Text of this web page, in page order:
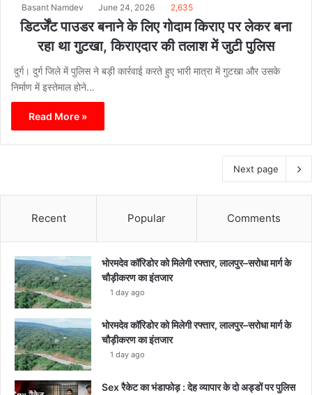
Basant Namdev June 24, 2026 2,635
डिटर्जेंट पाउडर बनाने के लिए गोदाम किराए पर लेकर बना
रहा था गुटखा, किराएदार की तलाश में जुटी पुलिस
दुर्ग। दुर्ग जिले में पुलिस ने बड़ी कार्रवाई करते हुए भारी मात्रा में गुटखा और उसके
निर्माण में इस्तेमाल होने…
Read More »
Next page
Recent Popular Comments
भोरमदेव कॉरिडोर को मिलेगी रफ्तार, लालपुर–सरोधा मार्ग के
चौड़ीकरण का इंतजार
1 day ago
भोरमदेव कॉरिडोर को मिलेगी रफ्तार, लालपुर–सरोधा मार्ग के
चौड़ीकरण का इंतजार
1 day ago
Sex रैकेट का भंडाफोड़ : देह व्यापार के दो अड्डों पर पुलिस